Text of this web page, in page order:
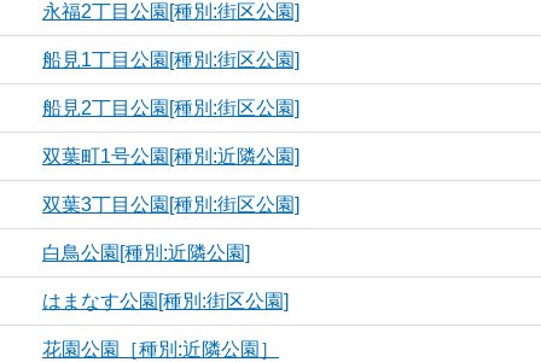
永福2丁目公園[種別:街区公園]
船見1丁目公園[種別:街区公園]
船見2丁目公園[種別:街区公園]
双葉町1号公園[種別:近隣公園]
双葉3丁目公園[種別:街区公園]
白鳥公園[種別:近隣公園]
はまなす公園[種別:街区公園]
花園公園［種別:近隣公園］